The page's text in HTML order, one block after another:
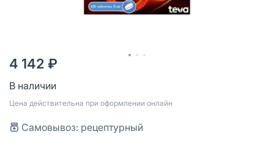
4 142 ₽
В наличии
Цена действительна при оформлении онлайн
Самовывоз: рецептурный